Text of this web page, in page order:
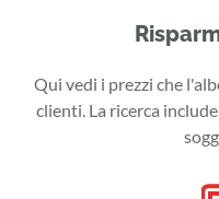
Qui vedi i prezzi che
clienti. La ricerca